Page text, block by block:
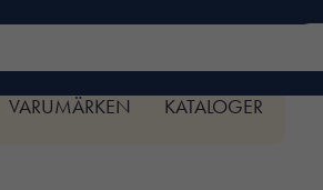
VARUMÄRKEN KATALOGER